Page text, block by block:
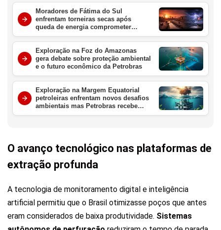
Moradores de Fátima do Sul
enfrentam torneiras secas após
queda de energia comprometer
sistemas de abastecimento na região
Exploração na Foz do Amazonas
gera debate sobre proteção ambiental
e o futuro econômico da Petrobras
Exploração na Margem Equatorial
petroleiras enfrentam novos desafios
ambientais mas Petrobras recebe
aval crucial da ANP
O avanço tecnológico nas plataformas de
extração profunda
A tecnologia de monitoramento digital e inteligência
artificial permitiu que o Brasil otimizasse poços que antes
eram considerados de baixa produtividade. Sistemas